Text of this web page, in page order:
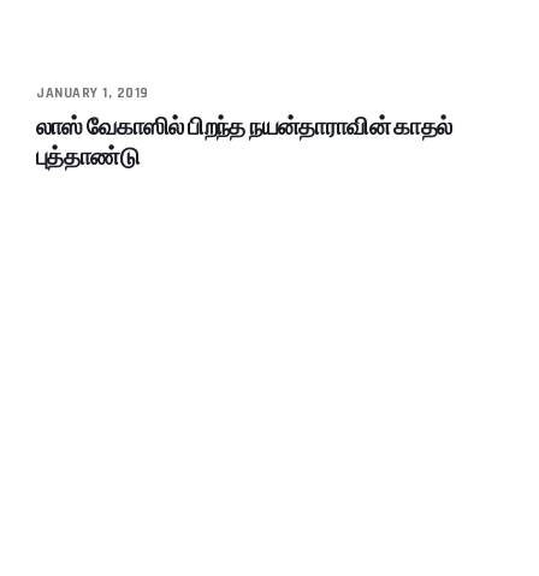
JANUARY 1, 2019
லாஸ் வேகாஸில் பிறந்த நயன்தாராவின் காதல்
புத்தாண்டு